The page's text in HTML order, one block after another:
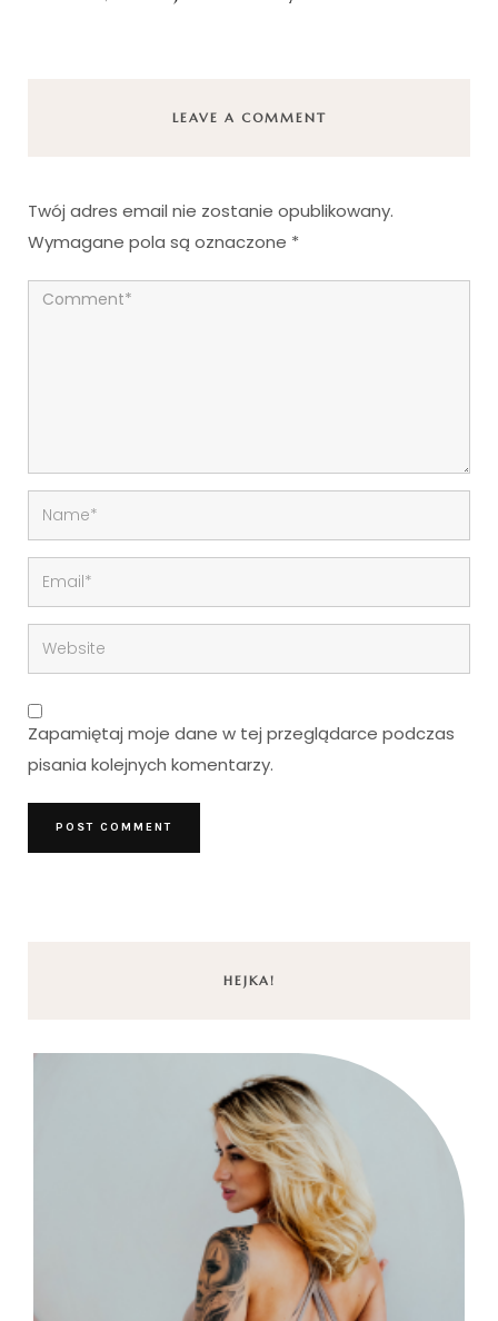
LEAVE A COMMENT
Twój adres email nie zostanie opublikowany.
Wymagane pola są oznaczone *
Zapamiętaj moje dane w tej przeglądarce podczas
pisania kolejnych komentarzy.
HEJKA!